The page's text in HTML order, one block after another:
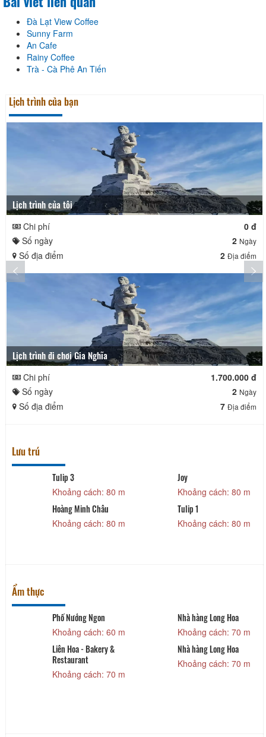
Đà Lạt View Coffee
Sunny Farm
An Cafe
Rainy Coffee
Trà - Cà Phê An Tiến
Lịch trình của bạn
Lịch trình của tôi
Chi phí
0 đ
Số ngày
2 Ngày
Số địa điểm 2 Địa điểm
Lịch trình đi chơi Gia Nghĩa
Chi phí
1.700.000 đ
Số ngày
2 Ngày
Số địa điểm 7 Địa điểm
Lưu trú
Tulip 3
Khoảng cách: 80 m
Joy
Khoảng cách: 80 m
Hoàng Minh Châu
Khoảng cách: 80 m
Tulip 1
Khoảng cách: 80 m
Ẩm thực
Phố Nướng Ngon
Khoảng cách: 60 m
Nhà hàng Long Hoa
Khoảng cách: 70 m
Liên Hoa - Bakery &
Restaurant
Khoảng cách: 70 m
Nhà hàng Long Hoa
Khoảng cách: 70 m